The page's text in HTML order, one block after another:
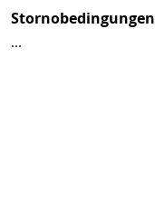
Stornobedingungen
...